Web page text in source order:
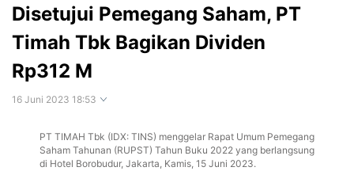
Disetujui Pemegang Saham, PT
Timah Tbk Bagikan Dividen
Rp312 M
16 Juni 2023 18:53
Perbesar
PT TIMAH Tbk (IDX: TINS) menggelar Rapat Umum Pemegang
Saham Tahunan (RUPST) Tahun Buku 2022 yang berlangsung
di Hotel Borobudur, Jakarta, Kamis, 15 Juni 2023.